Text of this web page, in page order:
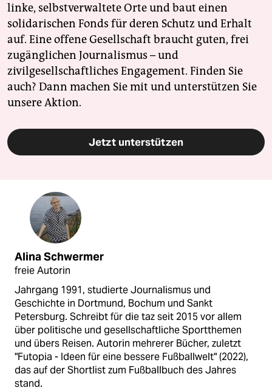
linke, selbstverwaltete Orte und baut einen
solidarischen Fonds für deren Schutz und Erhalt
auf. Eine offene Gesellschaft braucht guten, frei
zugänglichen Journalismus – und
zivilgesellschaftliches Engagement. Finden Sie
auch? Dann machen Sie mit und unterstützen Sie
unsere Aktion.
Jetzt unterstützen
Alina Schwermer
freie Autorin
Jahrgang 1991, studierte Journalismus und
Geschichte in Dortmund, Bochum und Sankt
Petersburg. Schreibt für die taz seit 2015 vor allem
über politische und gesellschaftliche Sportthemen
und übers Reisen. Autorin mehrerer Bücher, zuletzt
"Futopia - Ideen für eine bessere Fußballwelt" (2022),
das auf der Shortlist zum Fußballbuch des Jahres
stand.